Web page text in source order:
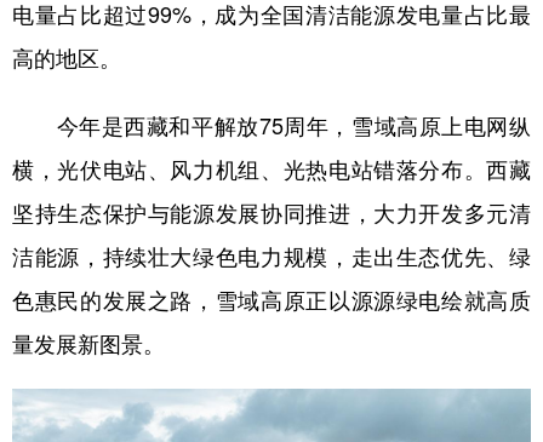
电量占比超过99%，成为全国清洁能源发电量占比最
高的地区。
今年是西藏和平解放75周年，雪域高原上电网纵
横，光伏电站、风力机组、光热电站错落分布。西藏
坚持生态保护与能源发展协同推进，大力开发多元清
洁能源，持续壮大绿色电力规模，走出生态优先、绿
色惠民的发展之路，雪域高原正以源源绿电绘就高质
量发展新图景。